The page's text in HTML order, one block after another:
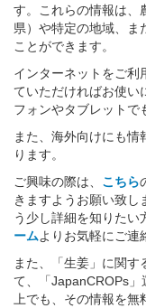
す。これらの情報は、
県）や特定の地域、ま
ことができます。
インターネットをご利
ていただければお使い
フォンやタブレットで
また、海外向けにも
ります。
ご興味の際は、 こちら
きますようお願い致し
う少し詳細を知りたい
ームよりお気軽にご連
また、「生姜」に関す
て、「JapanCROPs
上でも、その情報を